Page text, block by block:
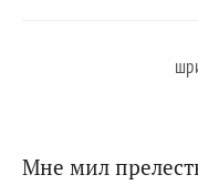
Мне мил